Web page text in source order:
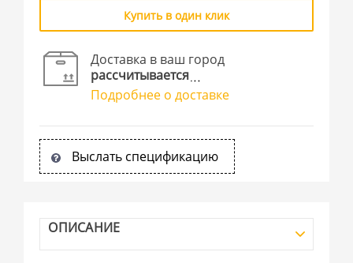
Купить в один клик
Доставка в ваш город
рассчитывается
Подробнее о доставке
Выслать спецификацию
ОПИСАНИЕ